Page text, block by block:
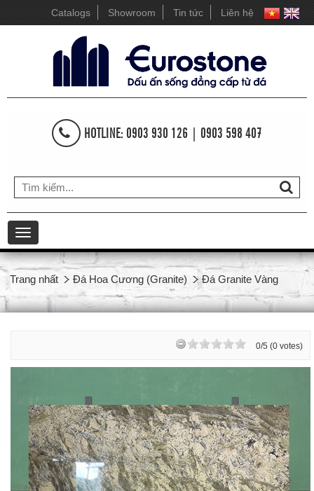
Catalogs Showroom Tin tức Liên hệ
HOTLINE: 0903 930 126 | 0903 598 407
Toggle
navigation
Trang nhất Đá Hoa Cương (Granite) Đá Granite Vàng
0/5 (0 votes)